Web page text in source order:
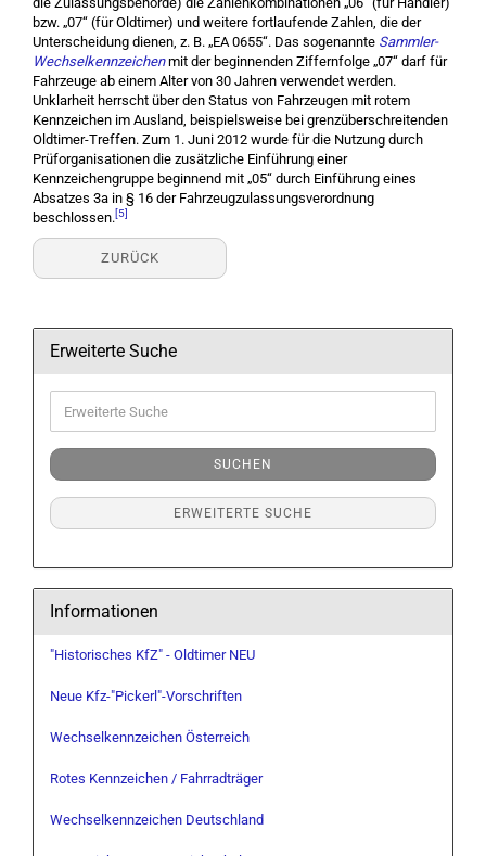
bzw. „07“ (für Oldtimer) und weitere fortlaufende Zahlen, die der
Unterscheidung dienen, z. B. „EA 0655“. Das sogenannte Sammler-
Wechselkennzeichenmit der beginnenden Ziffernfolge „07“ darf für
Fahrzeuge ab einem Alter von 30 Jahren verwendet werden.
Unklarheit herrscht über den Status von Fahrzeugen mit rotem
Kennzeichen im Ausland, beispielsweise bei grenzüberschreitenden
Oldtimer-Treffen. Zum 1. Juni 2012 wurde für die Nutzung durch
Prüforganisationen die zusätzliche Einführung einer
Kennzeichengruppe beginnend mit „05“ durch Einführung eines
Absatzes 3a in § 16 der Fahrzeugzulassungsverordnung
beschlossen.[5]
ZURÜCK
Erweiterte Suche
Suche
SUCHEN
ERWEITERTE SUCHE
Informationen
"Historisches KfZ" - Oldtimer NEU
Neue Kfz-"Pickerl"-Vorschriften
Wechselkennzeichen Österreich
Rotes Kennzeichen / Fahrradträger
Wechselkennzeichen Deutschland